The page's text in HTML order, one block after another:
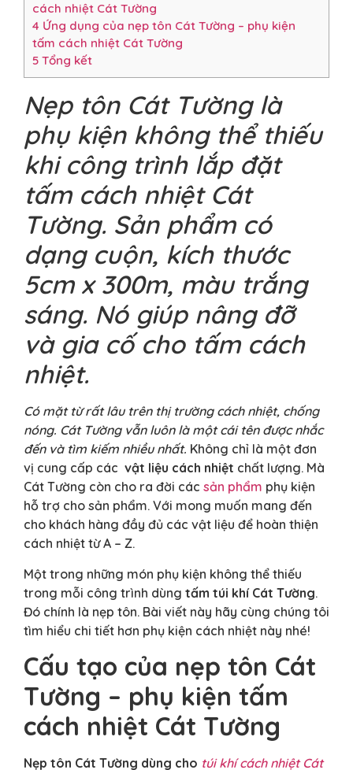
cách nhiệt Cát Tường
4 Ứng dụng của nẹp tôn Cát Tường – phụ kiện
tấm cách nhiệt Cát Tường
5 Tổng kết
Nẹp tôn Cát Tường là
phụ kiện không thể thiếu
khi công trình lắp đặt
tấm cách nhiệt Cát
Tường. Sản phẩm có
dạng cuộn, kích thước
5cm x 300m, màu trắng
sáng. Nó giúp nâng đỡ
và gia cố cho tấm cách
nhiệt.
Có mặt từ rất lâu trên thị trường cách nhiệt, chống
nóng. Cát Tường vẫn luôn là một cái tên được nhắc
đến và tìm kiếm nhiều nhất. Không chỉ là một đơn
vị cung cấp các vật liệu cách nhiệt chất lượng. Mà
Cát Tường còn cho ra đời các sản phẩm phụ kiện
hỗ trợ cho sản phẩm. Với mong muốn mang đến
cho khách hàng đầy đủ các vật liệu để hoàn thiện
cách nhiệt từ A – Z.
Một trong những món phụ kiện không thể thiếu
trong mỗi công trình dùng tấm túi khí Cát Tường.
Đó chính là nẹp tôn. Bài viết này hãy cùng chúng tôi
tìm hiểu chi tiết hơn phụ kiện cách nhiệt này nhé!
Cấu tạo của nẹp tôn Cát
Tường – phụ kiện tấm
cách nhiệt Cát Tường
Nẹp tôn Cát Tường dùng cho túi khí cách nhiệt Cát